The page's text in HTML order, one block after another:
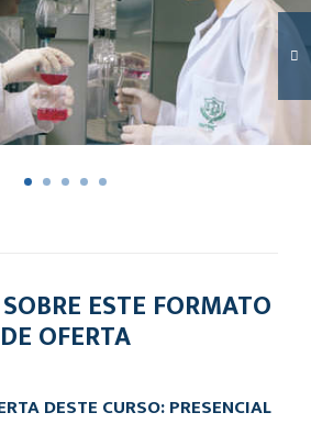
ESTE FORMATO
DE OFERTA
DESTE CURSO: PRESENCIAL